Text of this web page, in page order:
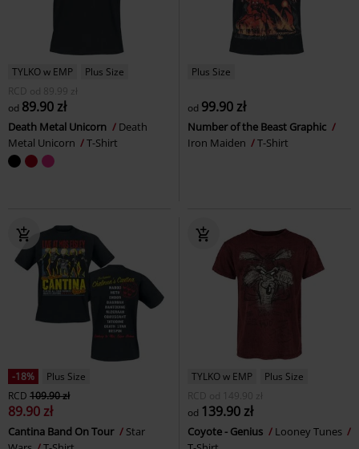
TYLKO w EMP
Plus Size
RCD
od 89.99 zł
od 89.90 zł
Death Metal Unicorn
Death
Metal Unicorn
T-Shirt
Plus Size
od 99.90 zł
Number of the Beast Graphic
Iron Maiden
T-Shirt
-18%
Plus Size
RCD 109.90 zł
89.90 zł
Cantina Band On Tour
Star
TYLKO w EMP
Plus Size
RCD
od 149.90 zł
od 139.90 zł
Coyote - Genius
Looney Tunes